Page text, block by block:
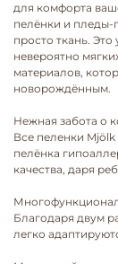
для комфорта
пелёнки и пледы-
просто ткань.
невероятно
материалов,
новорождённым.
Нежная забота о
Все пеленки Mjölk
пелёнка
качества, даря
Благодаря двум
легко